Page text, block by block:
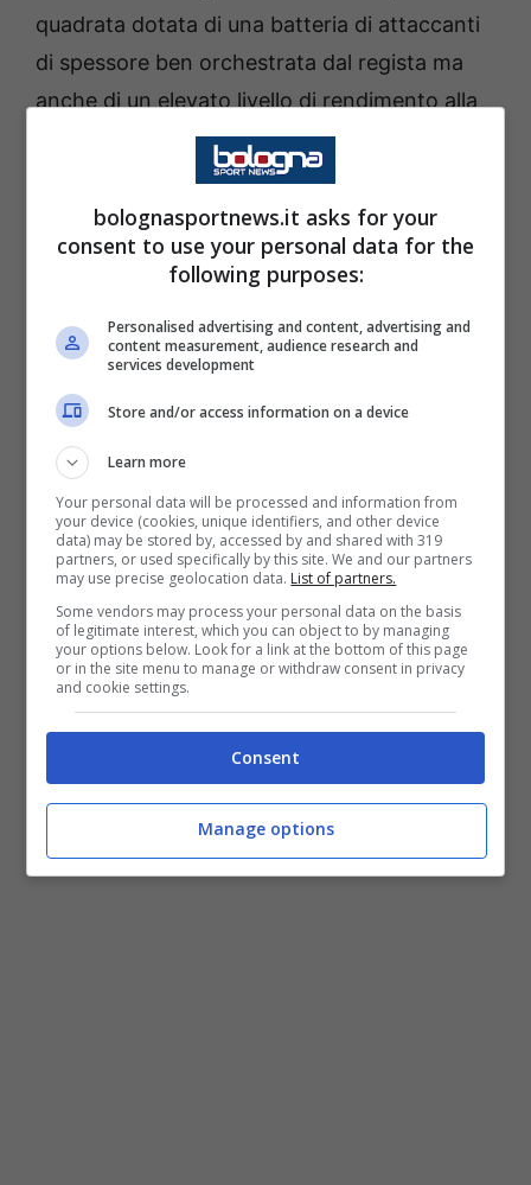
quadrata dotata di una batteria di attaccanti
di spessore ben orchestrata dal regista ma
anche di un elevato livello di rendimento alla
battuta. All’andata finì con una sconfitta in
quattro set per la Geetit che per provare ad
evitare il bis dovrà dimostrare maggior
solidità nei fondamentali di seconda linea
adattando la fase offensiva ad una squadra
che fa del muro uno dei fondamentali più
efficienti.
Il compito dei ragazzi di Bologna sarà quindi
vendere cara la pelle. Questo il pensiero di
LorenzoMaretti: “Sappiamo che giochiamo
contro la prima della classe ma può essere un
buon test per tenere alto il nostro livello di
gioco dopo due settimane di pausa.
Dobbiamo essere pronti a rimanere attaccati
alla partita, anche se in certi frangenti
saremo obbligati a rincorrerli, per riuscire a
prenderci tutto quello che ci lasceranno.”
bolognasportnews.it asks for your
consent to use your personal data for the
following purposes:
Personalised advertising and content, advertising and
content measurement, audience research and
services development
Store and/or access information on a device
Learn more
Your personal data will be processed and information from
your device (cookies, unique identifiers, and other device
data) may be stored by, accessed by and shared with 319
partners, or used specifically by this site. We and our partners
may use precise geolocation data. List of partners.
Some vendors may process your personal data on the basis
of legitimate interest, which you can object to by managing
your options below. Look for a link at the bottom of this page
or in the site menu to manage or withdraw consent in privacy
and cookie settings.
Consent
Manage options